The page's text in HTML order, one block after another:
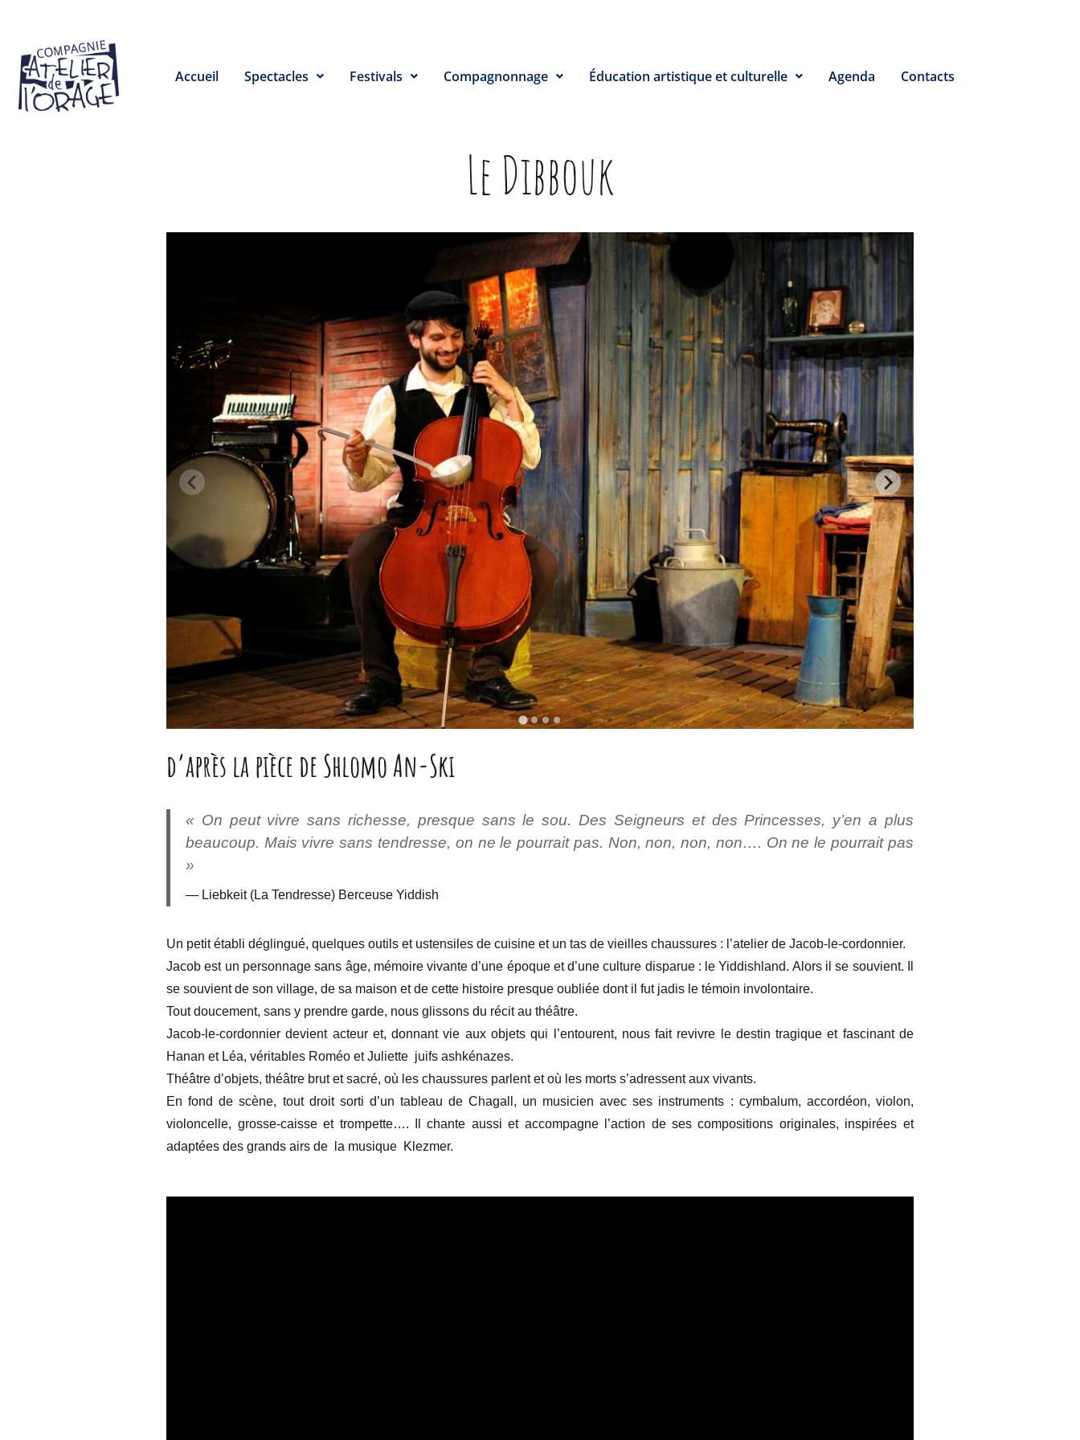
Accueil Spectacles Festivals Compagnonnage Éducation artistique et culturelle Agenda Contacts
Le Dibbouk
d’après la pièce de Shlomo An-Ski
« On peut vivre sans richesse, presque sans le sou. Des Seigneurs et des Princesses, y’en a plus
beaucoup. Mais vivre sans tendresse, on ne le pourrait pas. Non, non, non, non…. On ne le pourrait pas
»
Liebkeit (La Tendresse) Berceuse Yiddish
Un petit établi déglingué, quelques outils et ustensiles de cuisine et un tas de vieilles chaussures : l’atelier de Jacob-le-cordonnier.
Jacob est un personnage sans âge, mémoire vivante d’une époque et d’une culture disparue : le Yiddishland. Alors il se souvient. Il
se souvient de son village, de sa maison et de cette histoire presque oubliée dont il fut jadis le témoin involontaire.
Tout doucement, sans y prendre garde, nous glissons du récit au théâtre.
Jacob-le-cordonnier devient acteur et, donnant vie aux objets qui l’entourent, nous fait revivre le destin tragique et fascinant de
Hanan et Léa, véritables Roméo et Juliette juifs ashkénazes.
Théâtre d’objets, théâtre brut et sacré, où les chaussures parlent et où les morts s’adressent aux vivants.
En fond de scène, tout droit sorti d’un tableau de Chagall, un musicien avec ses instruments : cymbalum, accordéon, violon,
violoncelle, grosse-caisse et trompette…. Il chante aussi et accompagne l’action de ses compositions originales, inspirées et
adaptées des grands airs de la musique Klezmer.